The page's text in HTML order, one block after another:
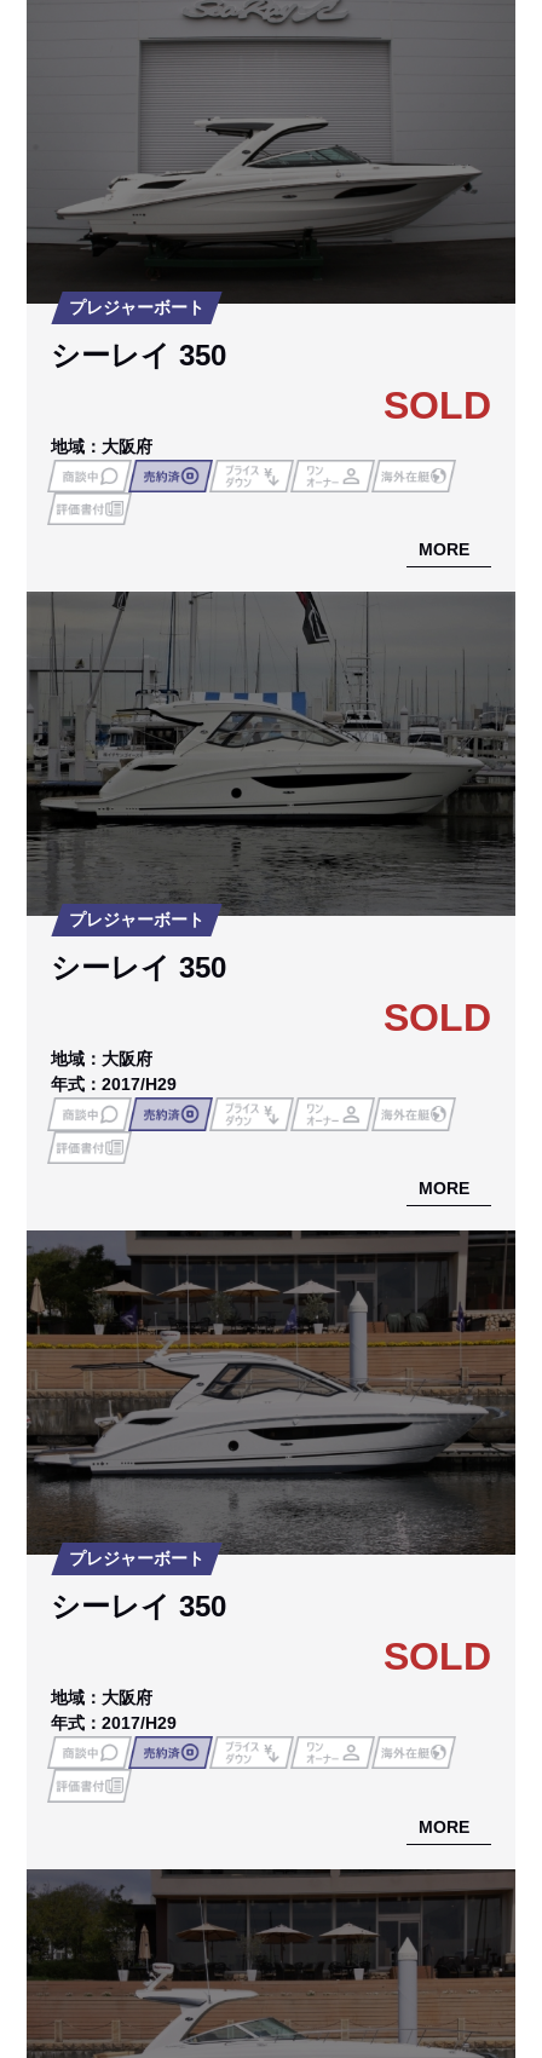
プレジャーボート
シーレイ 350
SOLD
地域：大阪府
MORE
プレジャーボート
シーレイ 350
SOLD
地域：大阪府
年式：2017/H29
MORE
プレジャーボート
シーレイ 350
SOLD
地域：大阪府
年式：2017/H29
MORE